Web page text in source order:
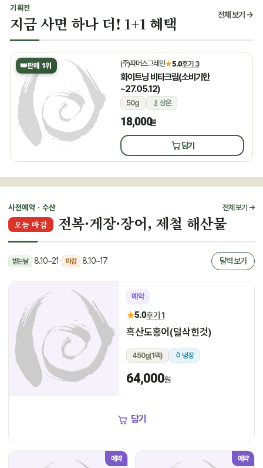
기획전
지금 사면 하나 더! 1+1 혜택 전체 보기 →
👑판매 1위 (주)파머스그레인★5.0후기 3
화이트닝 비타크림(소비기한
~27.05.12)
50g 상온
18,000원
담기
사전예약 · 수산 전체 보기 →
오늘 마감 전복·게장·장어, 제철 해산물
받는날 8.10~21 · 마감 8.10~17 달력 보기
예약
★5.0후기 1
흑산도홍어(덜삭힌것)
450g(1팩) 냉장
64,000원
담기
예약 예약